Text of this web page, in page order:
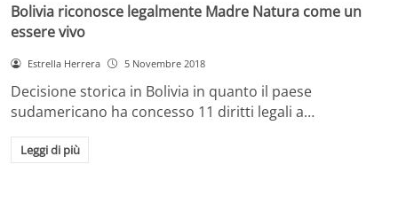
Bolivia riconosce legalmente Madre Natura come un
essere vivo
Estrella Herrera 5 Novembre 2018
Decisione storica in Bolivia in quanto il paese
sudamericano ha concesso 11 diritti legali a…
Leggi di più